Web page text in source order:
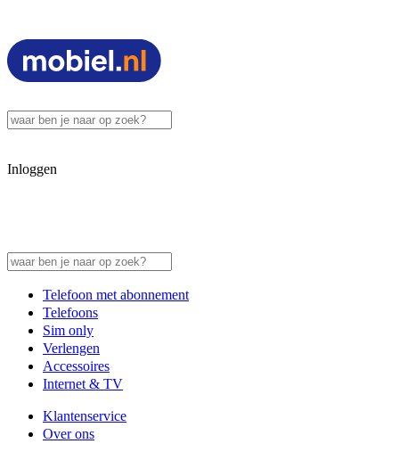
Inloggen
Telefoon met abonnement
Telefoons
Sim only
Verlengen
Accessoires
Internet & TV
Klantenservice
Over ons